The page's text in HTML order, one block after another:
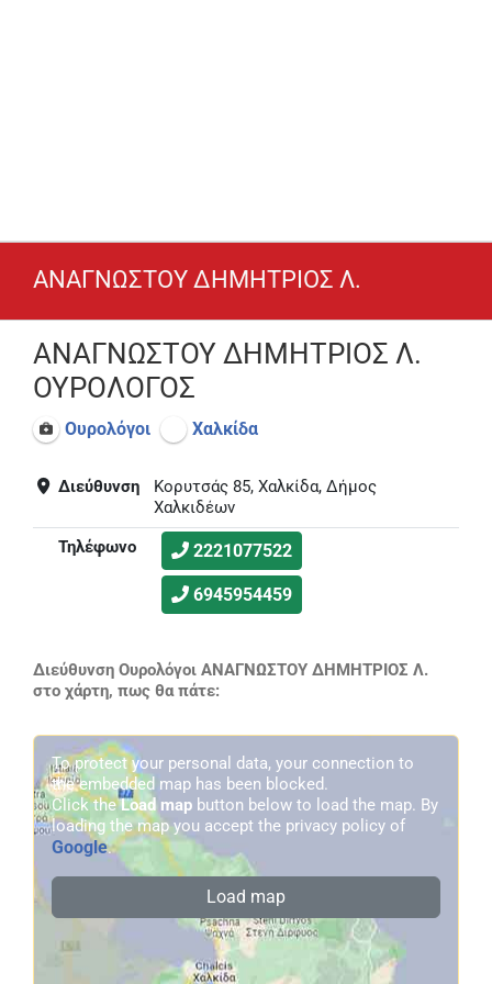
ΑΝΑΓΝΩΣΤΟΥ ΔΗΜΗΤΡΙΟΣ Λ.
ΑΝΑΓΝΩΣΤΟΥ ΔΗΜΗΤΡΙΟΣ Λ.
ΟΥΡΟΛΟΓΟΣ
Ουρολόγοι Χαλκίδα
Διεύθυνση
Κορυτσάς 85, Χαλκίδα, Δήμος
Χαλκιδέων
Τηλέφωνο
2221077522
6945954459
Διεύθυνση Ουρολόγοι ΑΝΑΓΝΩΣΤΟΥ ΔΗΜΗΤΡΙΟΣ Λ.
στο χάρτη, πως θα πάτε:
To protect your personal data, your connection to
the embedded map has been blocked.
Click theLoad map button below to load the map. By
loading the map you accept the privacy policy of
Google.
Load map